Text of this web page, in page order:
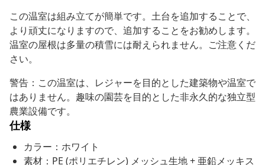
この温室は組み立てが簡単です。土台を追加することで、
より頑丈になりますので、追加することをお勧めします。
温室の屋根は多量の積雪には耐えられません。ご注意くだ
さい。
警告：この温室は、レジャーを目的とした建築物や温室で
はありません。趣味の園芸を目的とした非永久的な独立型
農業設備です。
仕様
カラー：ホワイト
素材：PE (ポリエチレン) メッシュ生地 + 亜鉛メッキス